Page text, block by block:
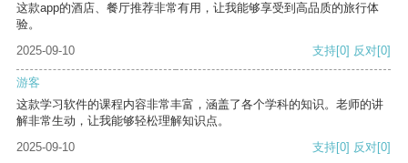
这款app的酒店、餐厅推荐非常有用，让我能够享受到高品质的旅行体
验。
2025-09-10
支持[0] 反对[0]
游客
这款学习软件的课程内容非常丰富，涵盖了各个学科的知识。老师的讲
解非常生动，让我能够轻松理解知识点。
2025-09-10
支持[0] 反对[0]